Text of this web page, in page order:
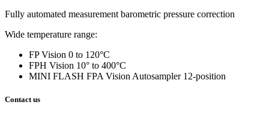
Fully automated measurement barometric pressure correction
Wide temperature range:
FP Vision 0 to 120°C
FPH Vision 10° to 400°C
MINI FLASH FPA Vision Autosampler 12-position
Contact us